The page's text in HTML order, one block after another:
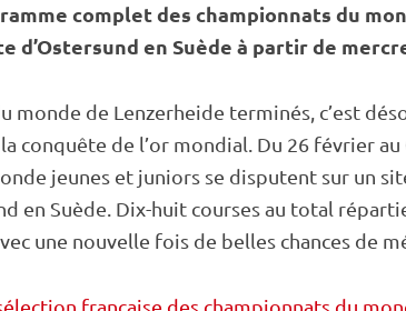
complet des championnats du
d’Ostersund en Suède à partir de
monde de Lenzerheide terminés, c’est
conquête de l’or mondial. Du 26 février au
jeunes et juniors se disputent sur un
en Suède. Dix-huit courses au total
une nouvelle fois de belles chances de
française des championnats du